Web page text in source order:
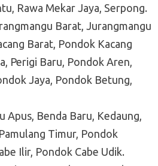
Rawa Mekar Jaya, Serpong.
Barat, Jurangmangu
Barat, Pondok Kacang
Perigi Baru, Pondok Aren,
Jaya, Pondok Betung,
Apus, Benda Baru, Kedaung,
Timur, Pondok
Ilir, Pondok Cabe Udik.